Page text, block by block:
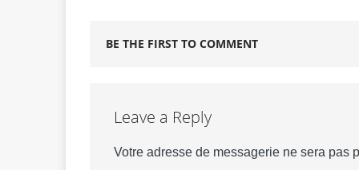
BE THE FIRST TO COMMENT
Leave a Reply
Votre adresse de messagerie ne sera pas